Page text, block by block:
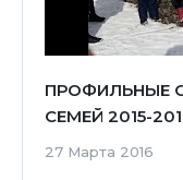
ПРОФИЛЬНЫЕ
СЕМЕЙ 2015-
27 Марта 2016